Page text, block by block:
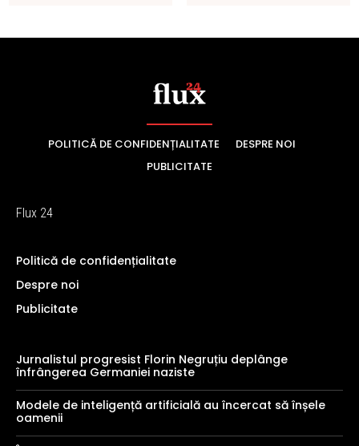
POLITICĂ DE CONFIDENȚIALITATE
DESPRE NOI
PUBLICITATE
Flux 24
Politică de confidențialitate
Despre noi
Publicitate
Jurnalistul progresist Florin Negruțiu deplânge
înfrângerea Germaniei naziste
Modele de inteligență artificială au încercat să înșele
oamenii